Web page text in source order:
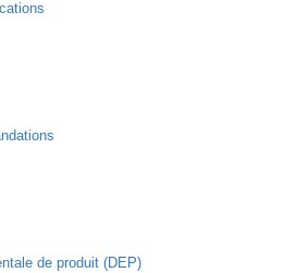
de produit (DEP)